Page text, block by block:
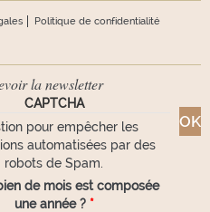
Politique de confidentialité
la newsletter
CAPTCHA
pour empêcher les
automatisées par des
robots de Spam.
de mois est composée
une année ? *